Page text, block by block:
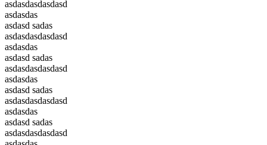
asdasdasdasdasd
asdasdas
asdasd sadas
asdasdasdasdasd
asdasdas
asdasd sadas
asdasdasdasdasd
asdasdas
asdasd sadas
asdasdasdasdasd
asdasdas
asdasd sadas
asdasdasdasdasd